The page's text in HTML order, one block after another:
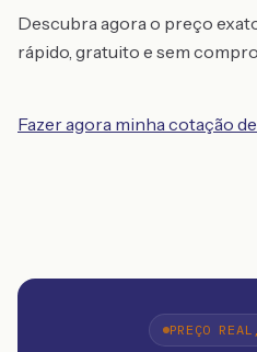
Descubra agora o preço
rápido, gratuito e sem
Fazer agora minha cotação
PREÇO